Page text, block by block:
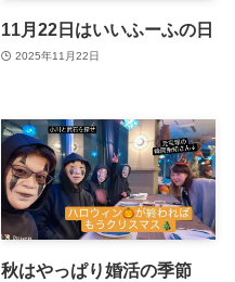
11月22日はいいふーふの日
2025年11月22日
秋はやっぱり婚活の季節